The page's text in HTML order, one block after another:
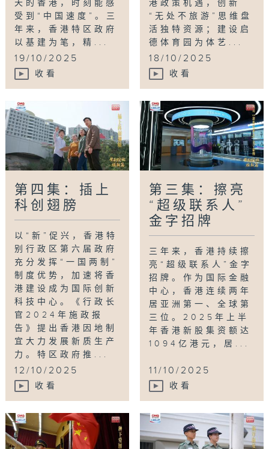
天的香港，时刻能感
受到“中国速度”。三
年来，香港特区政府
以基建为笔，精...
19/10/2025
收看
港政策机遇，创新
“无处不旅游”思维盘
活独特资源；建设启
德体育园为体艺...
18/10/2025
收看
第四集：插上
科创翅膀
以“新”促兴，香港特
别行政区第六届政府
充分发挥“一国两制”
制度优势，加速将香
港建设成为国际创新
科技中心。《行政长
官2024年施政报
告》提出香港因地制
宜大力发展新质生产
力。特区政府推...
12/10/2025
收看
第三集：擦亮
“超级联系人”
金字招牌
三年来，香港持续擦
亮“超级联系人”金字
招牌。作为国际金融
中心，香港连续两年
居亚洲第一、全球第
三位。2025年上半
年香港新股集资额达
1094亿港元，居...
11/10/2025
收看